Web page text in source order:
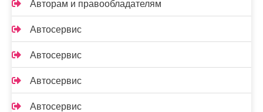
Авторам и правообладателям
Автосервис
Автосервис
Автосервис
Автосервис